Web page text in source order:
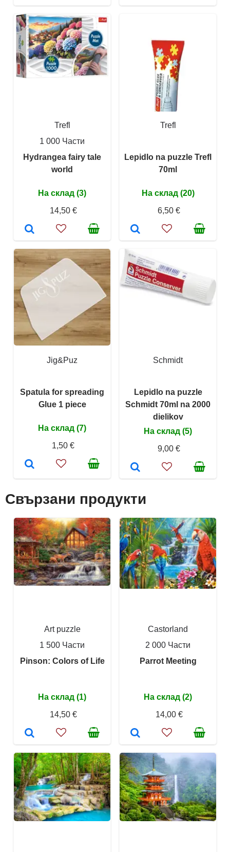
Trefl
1 000 Части
Hydrangea fairy tale
world
На склад (3)
14,50 €
Trefl
Lepidlo na puzzle Trefl
70ml
На склад (20)
6,50 €
Jig&Puz
Spatula for spreading
Glue 1 piece
На склад (7)
1,50 €
Schmidt
Lepidlo na puzzle
Schmidt 70ml na 2000
dielikov
На склад (5)
9,00 €
Свързани продукти
Art puzzle
1 500 Части
Pinson: Colors of Life
На склад (1)
14,50 €
Castorland
2 000 Части
Parrot Meeting
На склад (2)
14,00 €